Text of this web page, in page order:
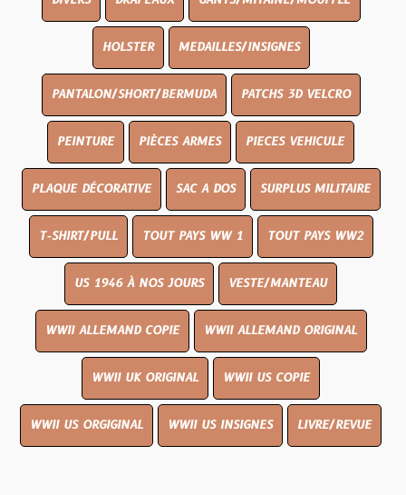
HOLSTER MEDAILLES/INSIGNES
PANTALON/SHORT/BERMUDA PATCHS 3D VELCRO
PEINTURE PIÈCES ARMES PIECES VEHICULE
PLAQUE DÉCORATIVE SAC A DOS SURPLUS MILITAIRE
T-SHIRT/PULL TOUT PAYS WW 1 TOUT PAYS WW2
US 1946 À NOS JOURS VESTE/MANTEAU
WWII ALLEMAND COPIE WWII ALLEMAND ORIGINAL
WWII UK ORIGINAL WWII US COPIE
WWII US ORGIGINAL WWII US INSIGNES LIVRE/REVUE